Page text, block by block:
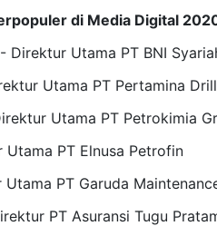
di Media Digital
Direktur Utama PT BNI
Utama PT Pertamina
Utama PT Petrokimia
PT Elnusa Petrofin
Utama PT Garuda
PT Asuransi Tugu